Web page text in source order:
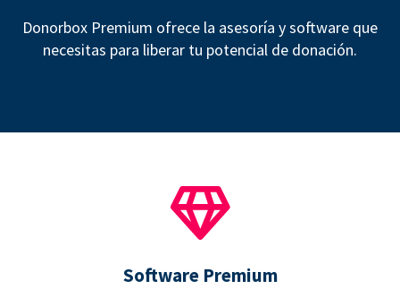
Donorbox Premium ofrece la asesoría y software que
necesitas para liberar tu potencial de donación.
Software Premium